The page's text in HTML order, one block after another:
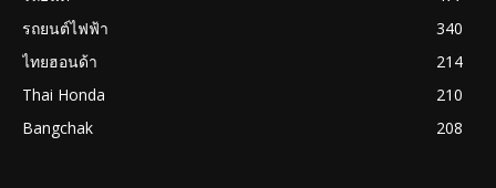
รถยนต์ไฟฟ้า
340
ไทยฮอนด้า
214
Thai Honda
210
Bangchak
208